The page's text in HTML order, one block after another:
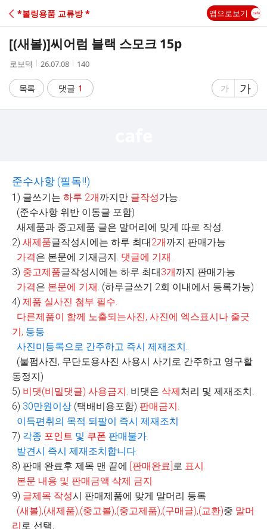
C
A
*볼링용품 교류방 * 앱으로보기
[(새볼)]씨어럼 블랙 스모크 15p
작
자
로보텍
작
시
간
26.07.08
조
수
140
목록 댓글 1
글
가
글
자
가
준수사항 (필독!!)
1) 글쓰기는 하루 2개까지만 글작성가능.
(준수사항 위반 이동글 포함)
새제품과 중고제품 글은 말머리에 맞게 따로 작성.
2) 새제품글작성시에는 하루 최대2개까지 판매가능
가격은 본문에 기재금지. 댓글에 기재.
3) 중고제품글작성시에는 하루 최대3개까지 판매가능
가격은 본문에 기재. (하루글쓰기 2회 이내에서 등록가능)
4) 제품 실사진 첨부 필수.
다른제품이 함께 노출되는사진, 사진에 엑스표시나 줄긋
기, 등등
사진미등록으로 간주하고 즉시 제재조치.
(불펌사진, 무단도용사진 사용시 사기로 간주하고 영구활
동정지)
5) 비댓(비밀댓글) 사용금지. 비댓은 삭제처리 및 제재조치.
6) 30만원이상 (택배비용포함) 판매금지.
이득편취의 목적 되팔이 즉시 제재조치
7) 각종 포인트 및 쿠폰 판매불가.
발견시 즉시 제재조치합니다.
8) 판매 완료후 제목 맨 끝에 [판매완료]로 표시.
본문 내용 및 판매금액 삭제 금지
9) 글제목 작성시 판매제품에 맞게 말머리 등록
(새볼),(새제품),(중고볼),(중고제품),(구매글),(교환)중 말머
리로 선택.